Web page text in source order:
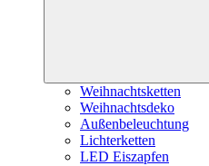
Weihnachtsketten
Weihnachtsdeko
Außenbeleuchtung
Lichterketten
LED Eiszapfen